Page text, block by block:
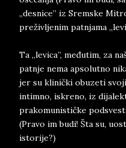
„desnice” iz Sremske
preživljenim patnjama
Ta „levica”, međutim, za
patnje nema apsolutno
jer su klinički obuzeti
intimno, iskreno, iz
prakomunističke
(Pravo im budi! Šta su,
istorije?)